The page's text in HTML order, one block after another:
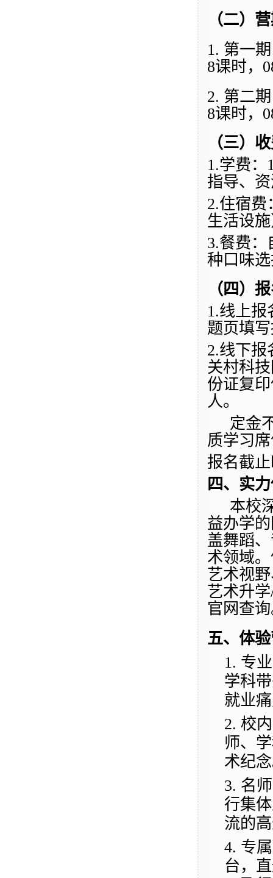
（二）
1. 第一
8课时， 0
2. 第二
8课时， 0
（三）
1.学费：
指导、
2.住宿费
生活设
3.餐费：
种口味
（ 四 ）
1.线上报
题页填
2.线下报
关村科
份证复
人。
定金
质学习
报名截
四、 实
本校
益办学
盖舞蹈
术领域
艺术视
艺术升
官网查
五、体
1. 专
学科
就业
2. 校
师、
术纪
3. 名
行集
流的
4. 专
台，